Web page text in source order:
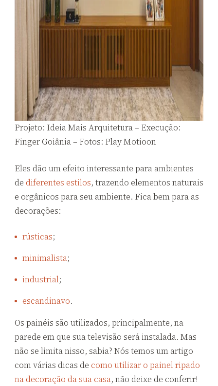
Projeto: Ideia Mais Arquitetura – Execução:
Finger Goiânia – Fotos: Play Motioon
Eles dão um efeito interessante para ambientes
de diferentes estilos, trazendo elementos naturais
e orgânicos para seu ambiente. Fica bem para as
decorações:
rústicas;
minimalista;
industrial;
escandinavo.
Os painéis são utilizados, principalmente, na
parede em que sua televisão será instalada. Mas
não se limita nisso, sabia? Nós temos um artigo
com várias dicas de como utilizar o painel ripado
na decoração da sua casa, não deixe de conferir!